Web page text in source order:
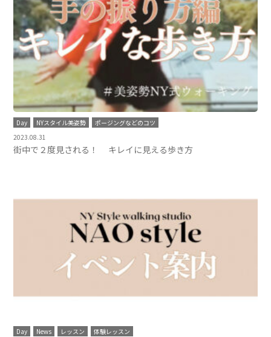
Day NYスタイル美姿勢
ポージングなどのコツ
2023.08.31
街中で２度見される！ キレイに見える歩き方
Day News レッスン
体験レッスン